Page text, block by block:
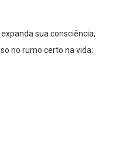
sua consciência,
no rumo certo na vida: